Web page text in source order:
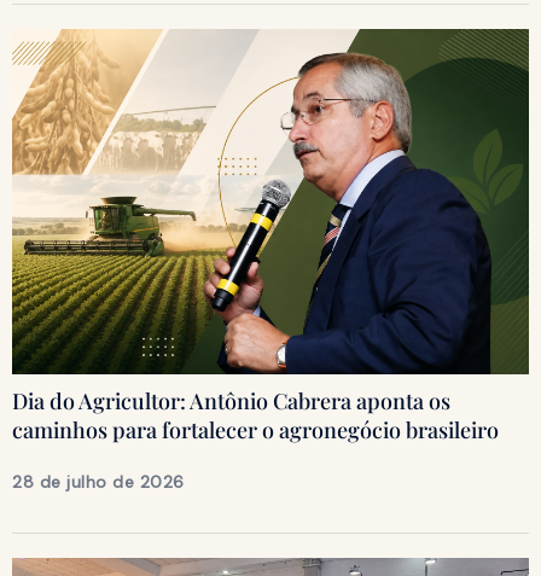
Dia do Agricultor: Antônio Cabrera aponta os
caminhos para fortalecer o agronegócio brasileiro
28 de julho de 2026